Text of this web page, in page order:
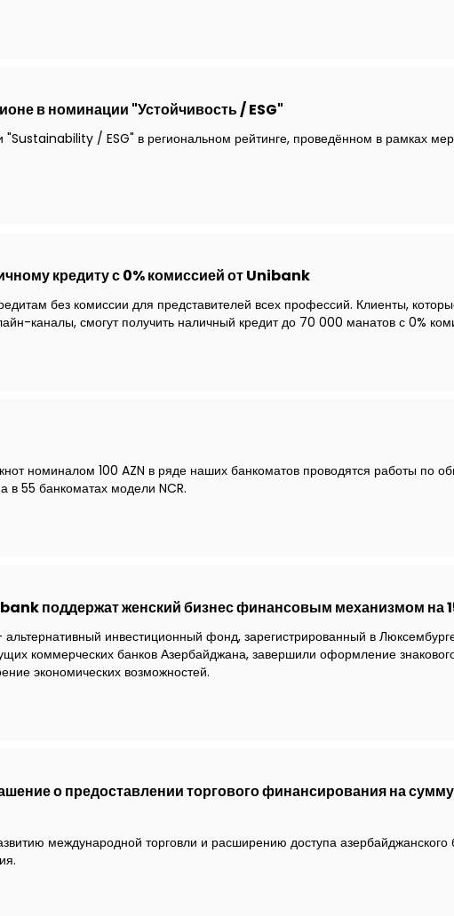
в номинации "Устойчивость / ESG"
/ ESG" в региональном рейтинге, проведённом в рамках
кредиту с 0% комиссией от Unibank
без комиссии для представителей всех профессий. Клиенты,
каналы, смогут получить наличный кредит до 70 000 манатов с 0%
номиналом 100 AZN в ряде наших банкоматов проводятся работы по
55 банкоматах модели NCR.
поддержат женский бизнес финансовым механизмом на
инвестиционный фонд, зарегистрированный в
коммерческих банков Азербайджана, завершили оформление
экономических возможностей.
о предоставлении торгового финансирования на
международной торговли и расширению доступа